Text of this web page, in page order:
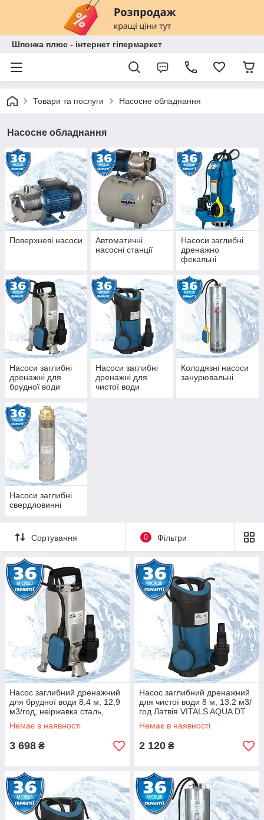
Шпонка плюс - інтернет гіпермаркет
Товари та послуги Насосне обладнання
Насосне обладнання
Поверхневі насоси
Автоматичні
насосні станції
Насоси заглибні
дренажно
фекальні
Насоси заглибні
дренажні для
брудної води
Насоси заглибні
дренажні для
чистої води
Колодязні насоси
занурювальні
Насоси заглибні
свердловинні
Сортування 0 Фільтри
Насос заглибний дренажний
для брудної води 8,4 м, 12,9
м3/год, неіржавка сталь,
Латвія VITALS AQUA DPS
713s
Немає в наявності
3 698 ₴
Насос заглибний дренажний
для чистої води 8 м, 13.2 м3/
год Латвія VITALS AQUA DT
613s
Немає в наявності
2 120 ₴